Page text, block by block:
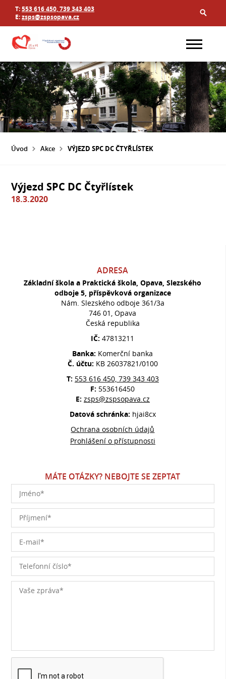
T:553 616 450, 739 343 403
E:zsps@zspsopava.cz
Úvod Akce VÝJEZD SPC DC ČTYŘLÍSTEK
Výjezd SPC DC Čtyřlístek
18.3.2020
ADRESA
Základní škola a Praktická škola, Opava, Slezského
odboje 5, příspěvková organizace
Nám. Slezského odboje 361/3a
746 01, Opava
Česká republika
IČ:47813211
Banka: Komerční banka
Č. účtu: KB 26037821/0100
T: 553 616 450, 739 343 403
F: 553616450
E: zsps@zspsopava.cz
Datová schránka: hjai8cx
Ochrana osobních údajů
Prohlášení o přístupnosti
MÁTE OTÁZKY? NEBOJTE SE ZEPTAT